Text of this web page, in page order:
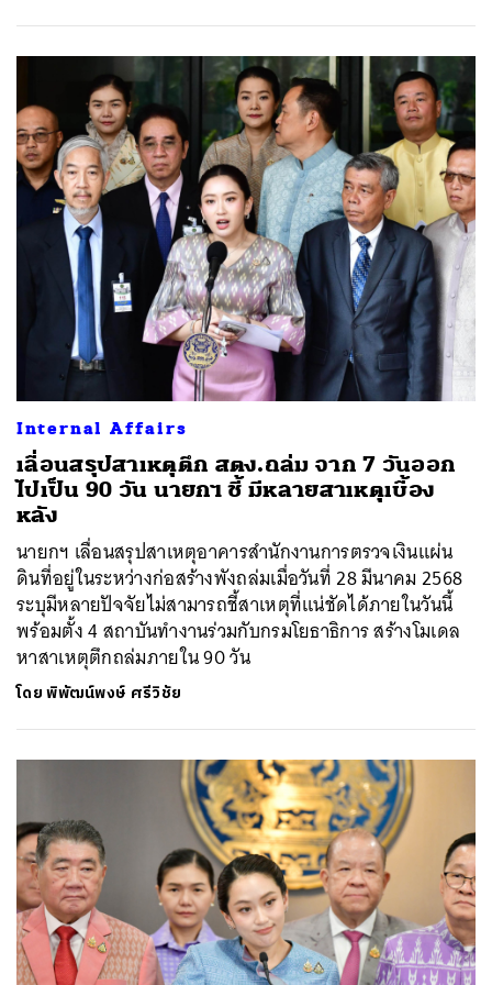
Internal Affairs
เลื่อนสรุปสาเหตุตึก สตง.ถล่ม จาก 7 วันออก
ไปเป็น 90 วัน นายกฯ ชี้ มีหลายสาเหตุเบื้อง
หลัง
นายกฯ เลื่อนสรุปสาเหตุอาคารสำนักงานการตรวจเงินแผ่น
ดินที่อยู่ในระหว่างก่อสร้างพังถล่มเมื่อวันที่ 28 มีนาคม 2568
ระบุมีหลายปัจจัยไม่สามารถชี้สาเหตุที่แน่ชัดได้ภายในวันนี้
พร้อมตั้ง 4 สถาบันทำงานร่วมกับกรมโยธาธิการ สร้างโมเดล
หาสาเหตุตึกถล่มภายใน 90 วัน
โดยพิพัฒน์พงษ์ ศรีวิชัย